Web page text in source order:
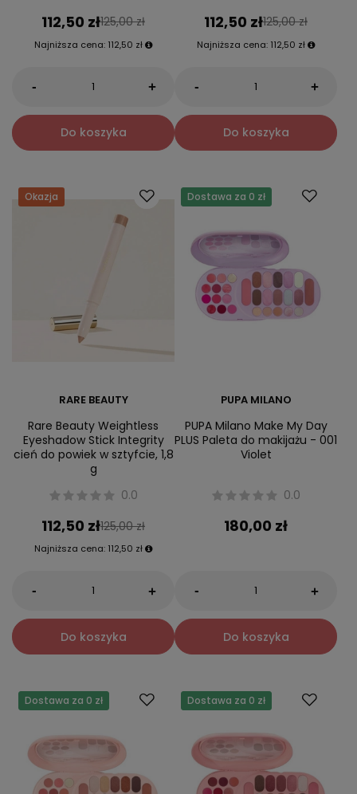
112,50 zł125,00 zł
Najniższa cena: 112,50 zł
- +
Do koszyka
112,50 zł125,00 zł
Najniższa cena: 112,50 zł
- +
Do koszyka
Okazja
RARE BEAUTY
Rare Beauty Weightless
Eyeshadow Stick Integrity
cień do powiek w sztyfcie, 1,8
g
0.0
112,50 zł125,00 zł
Najniższa cena: 112,50 zł
- +
Do koszyka
Dostawa za 0 zł
PUPA MILANO
PUPA Milano Make My Day
PLUS Paleta do makijażu - 001
Violet
0.0
180,00 zł
- +
Do koszyka
Dostawa za 0 zł Dostawa za 0 zł